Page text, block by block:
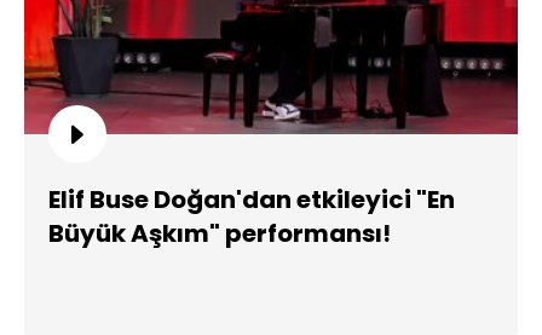
Elif Buse Doğan'dan etkileyici "En
Büyük Aşkım" performansı!